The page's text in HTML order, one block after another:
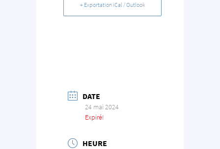
+ Exportation iCal / Outlook
DATE
24 mai 2024
Expiré!
HEURE